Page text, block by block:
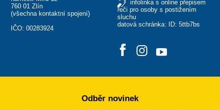
760 01 Zlín
(všechna kontaktní spojení)
IČO: 00283924
infolinka s online přepisem
řeči pro osoby s postižením
sluchu
datová schránka: ID: 5ttb7bs
Odběr novinek